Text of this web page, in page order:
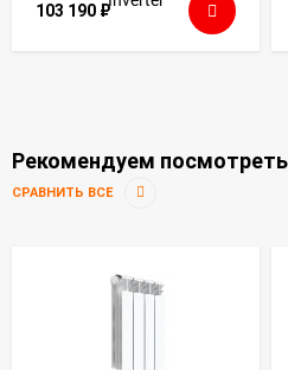
103 190 ₽
Рекомендуем посмотреть
СРАВНИТЬ ВСЕ